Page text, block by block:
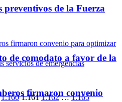
firmaron convenio
de la Fuerza
de comodato a favor de la
1.160 1.161 1.162 … 1.165